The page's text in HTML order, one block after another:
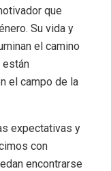
que
Su vida y
el camino
están
el campo de la
expectativas y
con
encontrarse